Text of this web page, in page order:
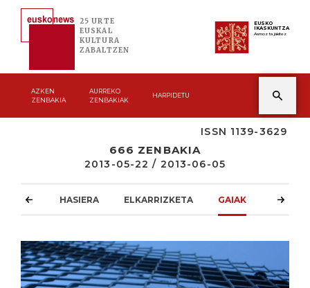
25 URTE
EUSKAL
KULTURA
ZABALTZEN
EUSKO
IKASKUNTZA
Asmoz ta jakitez
AZKEN
ZENBAKIA
AURREKO
ZENBAKIAK
HARPIDETU
ISSN 1139-3629
666 ZENBAKIA
2013-05-22 / 2013-06-05
HASIERA ELKARRIZKETA GAIAK